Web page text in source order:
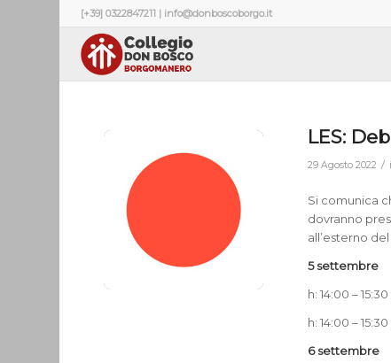
[+39] 0322847211 | info@donboscoborgo.it
LES:
29 Agosto 2022 /
Si comunica
dovranno
all’esterno
5 settembre
h: 14:00 –
h: 14:00 –
6 settembre